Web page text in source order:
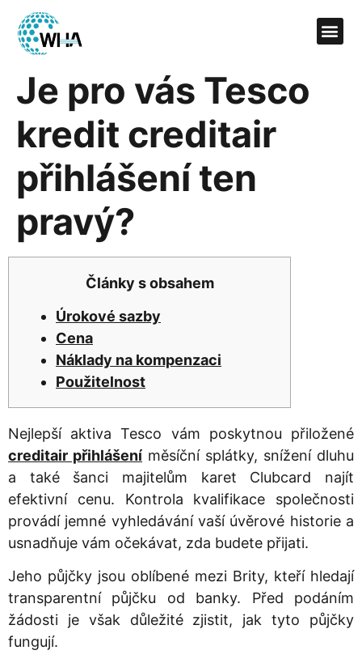
Je pro vás Tesco
kredit creditair
přihlášení ten
pravý?
Články s obsahem
Úrokové sazby
Cena
Náklady na kompenzaci
Použitelnost
Nejlepší aktiva Tesco vám poskytnou přiložené
creditair přihlášení měsíční splátky, snížení dluhu
a také šanci majitelům karet Clubcard najít
efektivní cenu. Kontrola kvalifikace společnosti
provádí jemné vyhledávání vaší úvěrové historie a
usnadňuje vám očekávat, zda budete přijati.
Jeho půjčky jsou oblíbené mezi Brity, kteří hledají
transparentní půjčku od banky. Před podáním
žádosti je však důležité zjistit, jak tyto půjčky
fungují.